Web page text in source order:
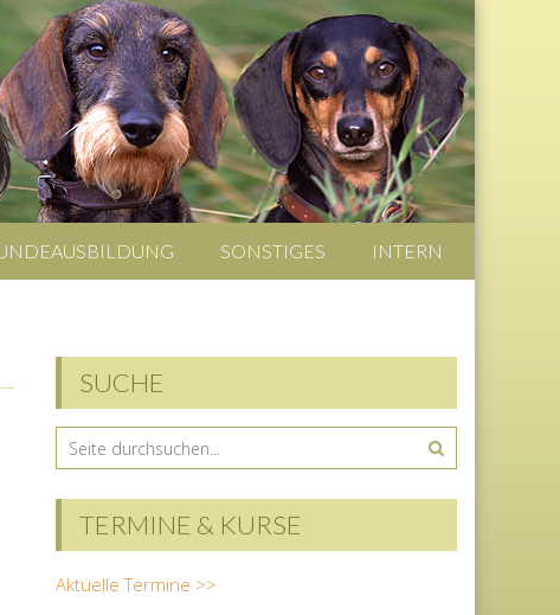
SONSTIGES INTERN
SUCHE
TERMINE & KURSE
Aktuelle Termine >>